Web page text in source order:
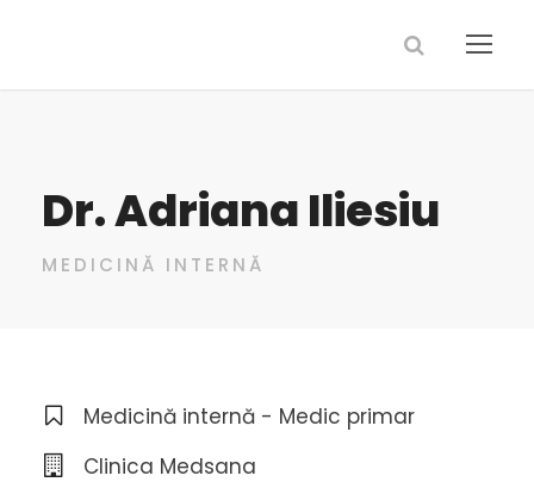
Dr. Adriana Iliesiu
MEDICINĂ INTERNĂ
Medicină internă - Medic primar
Clinica Medsana